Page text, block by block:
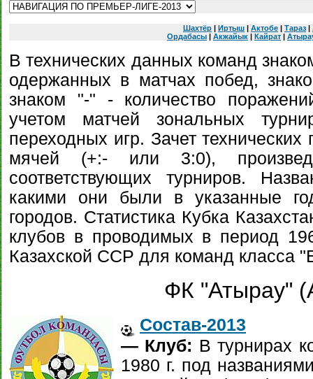
Шахтёр | Иртыш | Актобе | Тараз |
Ордабасы | Акжайык | Кайрат |
В технических данных команд
одержанных в матчах побед,
знаком "-" - количество
учетом матчей зональных
переходных игр. Зачет
мячей (+:- или 3:0),
соответствующих турниров.
какими они были в указанные
городов. Статистика Кубка
клубов в проводимых в период
Казахской ССР для команд класса
ФК "Атырау"
Состав-2013
— Клуб: В турнирах
1980 г. под